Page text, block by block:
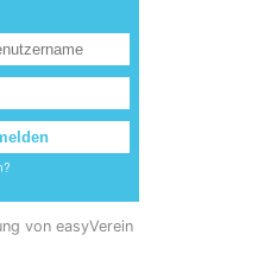
von easyVerein